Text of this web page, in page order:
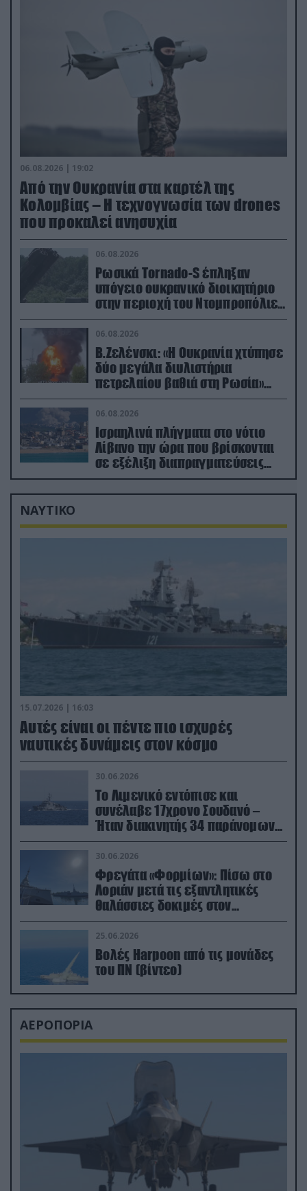
06.08.2026 | 19:02
Από την Ουκρανία στα καρτέλ της
Κολομβίας – Η τεχνογνωσία των drones
που προκαλεί ανησυχία
06.08.2026
Ρωσικά Tornado-S έπληξαν
υπόγειο ουκρανικό διοικητήριο
στην περιοχή του Ντομπροπόλιε
(βίντεο)
06.08.2026
Β.Ζελένσκι: «Η Ουκρανία χτύπησε
δύο μεγάλα διυλιστήρια
πετρελαίου βαθιά στη Ρωσία»
(βίντεο)
06.08.2026
Ισραηλινά πλήγματα στο νότιο
Λίβανο την ώρα που βρίσκονται
σε εξέλιξη διαπραγματεύσεις
στην Ρώμη
ΝΑΥΤΙΚΟ
15.07.2026 | 16:03
Aυτές είναι οι πέντε πιο ισχυρές
ναυτικές δυνάμεις στον κόσμο
30.06.2026
Το Λιμενικό εντόπισε και
συνέλαβε 17χρονο Σουδανό –
Ήταν διακινητής 34 παράνομων
μεταναστών
30.06.2026
Φρεγάτα «Φορμίων»: Πίσω στο
Λοριάν μετά τις εξαντλητικές
θαλάσσιες δοκιμές στον
απαιτητικό Βισκαϊκό
25.06.2026
Βολές Harpoon από τις μονάδες
του ΠΝ (βίντεο)
ΑΕΡΟΠΟΡΙΑ